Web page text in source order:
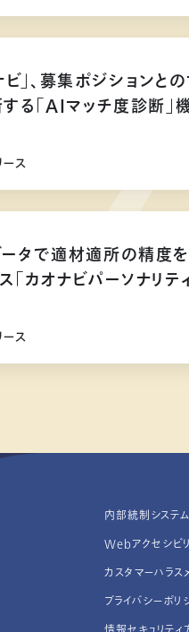
ビ」、募集ポジションと
る「AIマッチ度診断」
ース
タで適材適所の精度
「カオナビパーソナリ
ース
内部統制システ
Webアクセシビ
カスタマーハラ
プライバシーポリ